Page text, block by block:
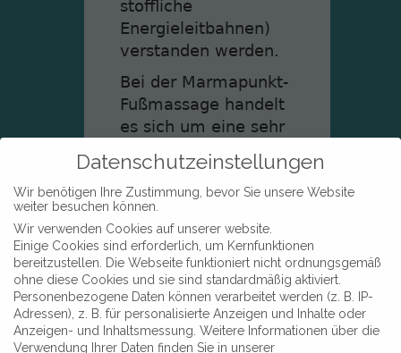
stoffliche
Energieleitbahnen)
verstanden werden.
Bei der Marmapunkt-
Fußmassage handelt
es sich um eine sehr
wohltuende
Behandlung, bei der
Füße, Beine und Knie
(das ist auch der
Unterschied zur
Fußreflexzonenmassage)
sanft massiert werden.
Deine Füße tragen
Datenschutzeinstellungen
Wir benötigen Ihre Zustimmung, bevor Sie unsere Website
weiter besuchen können.
Wir verwenden Cookies auf unserer website.
Einige Cookies sind erforderlich, um Kernfunktionen
bereitzustellen. Die Webseite funktioniert nicht ordnungsgemäß
ohne diese Cookies und sie sind standardmäßig aktiviert.
Personenbezogene Daten können verarbeitet werden (z. B. IP-
Adressen), z. B. für personalisierte Anzeigen und Inhalte oder
Anzeigen- und Inhaltsmessung. Weitere Informationen über die
Verwendung Ihrer Daten finden Sie in unserer